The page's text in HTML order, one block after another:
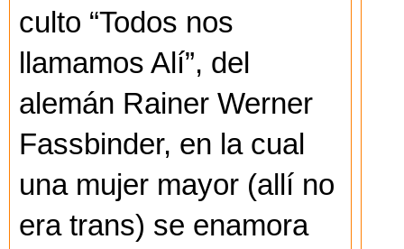
culto “Todos nos
llamamos Alí”, del
alemán Rainer Werner
Fassbinder, en la cual
una mujer mayor (allí no
era trans) se enamora